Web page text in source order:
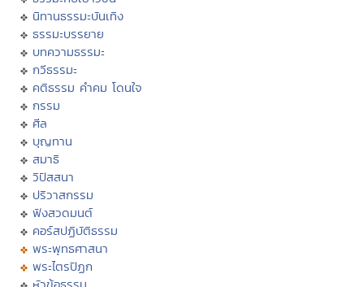
นิทานธรรมะบันเทิง
ธรรมะบรรยาย
บทความธรรมะ
กวีธรรมะ
คติธรรม คำคม โดนใจ
กรรม
ศีล
บุญทาน
สมาธิ
วิปัสสนา
ปริวาสกรรม
ฟังสวดมนต์
คอร์สปฏิบัติธรรม
พระพุทธศาสนา
พระไตรปิฏก